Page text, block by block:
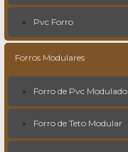
Pvc Forro
Forros Modulares
Forro de Pvc Modulado
Forro de Teto Modular